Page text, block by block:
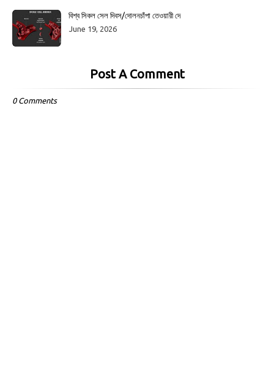
বিশ্ব সিকল সেল দিবস/দোলনচাঁপা তেওয়ারী দে
June 19, 2026
Post A Comment
0 Comments